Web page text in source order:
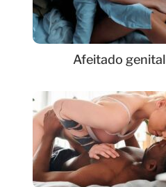
Afeitado genital